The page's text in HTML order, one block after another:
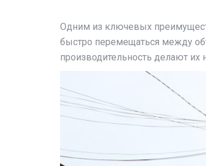
Одним из ключевых
быстро перемещаться между
производительность делают